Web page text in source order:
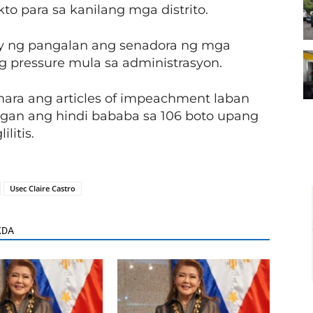
para sa kanilang mga distrito.
pangalan ang senadora ng mga
pressure mula sa administrasyon.
ang articles of impeachment laban
ang hindi bababa sa 106 boto upang
Usec Claire Castro